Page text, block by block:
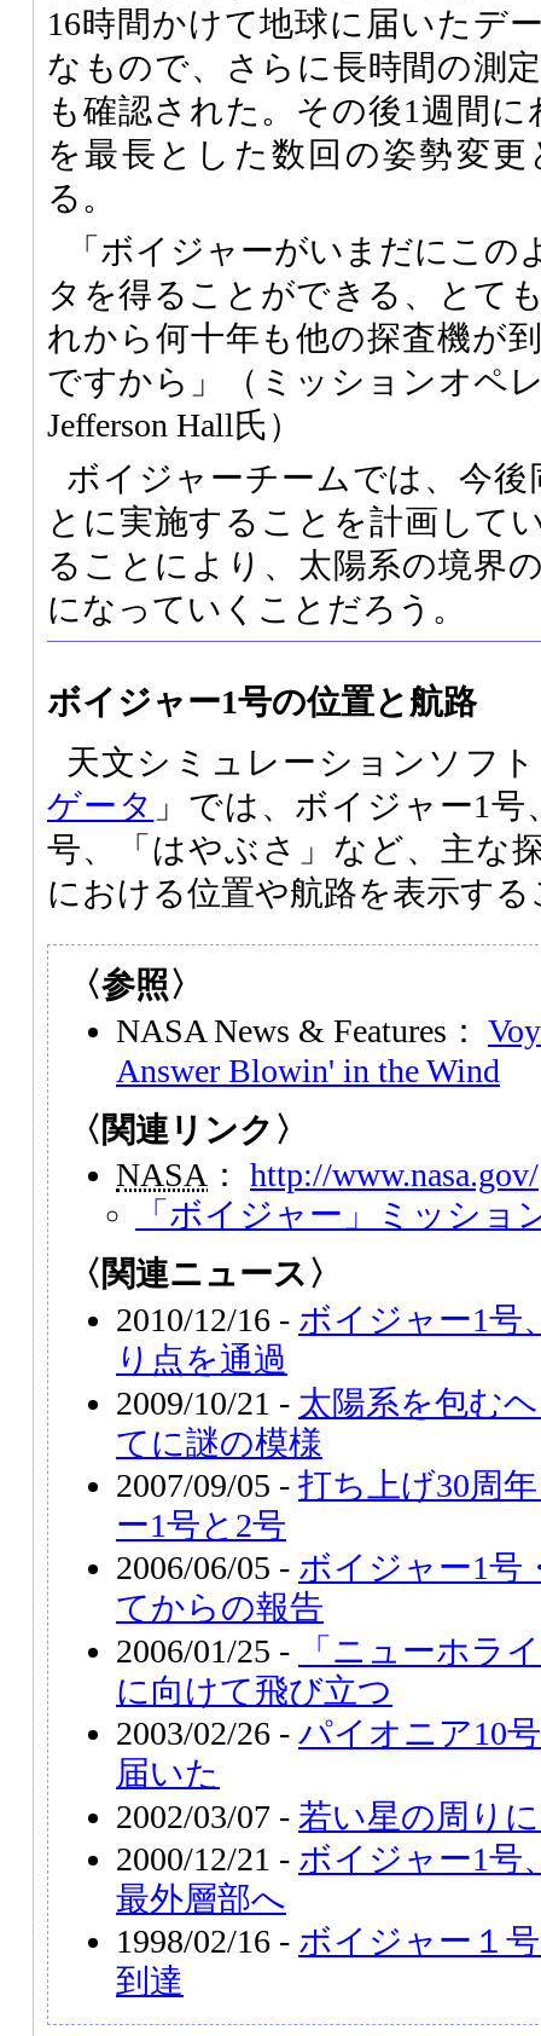
16時間かけて地球に届いたデ
なもので、さらに長時間の測
も確認された。その後1週間に
を最長とした数回の姿勢変
る。
「ボイジャーがいまだにこの
タを得ることができる、とて
れから何十年も他の探査機が
ですから」（ミッションオペ
Jefferson Hall氏）
ボイジャーチームでは、今後
とに実施することを計画して
ることにより、太陽系の境界
になっていくことだろう。
ボイジャー1号の位置と航路
天文シミュレーションソフ
ゲータ 」では、ボイジャー1
号、「はやぶさ」など、主な
における位置や航路を表示す
〈参照〉
NASA News & Features：
Answer Blowin' in the Wind
〈関連リンク〉
NASA ： http://www.nasa.gov/
「ボイジャー」ミッショ
〈関連ニュース〉
2010/12/16 - ボイジャー1号
り点を通過
2009/10/21 - 太陽系を包む
てに謎の模様
2007/09/05 - 打ち上げ30周
ー1号と2号
2006/06/05 - ボイジャー1号
てからの報告
2006/01/25 -
「ニューホラ
に向けて飛び立つ
2003/02/26 - パイオニア10
届いた
2002/03/07 - 若い星の周り
2000/12/21 - ボイジャー1号
最外層部へ
1998/02/16 - ボイジャー１
到達